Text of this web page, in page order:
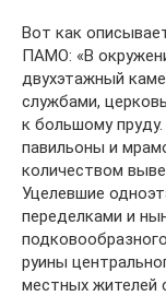
Вот как
ПАМО: «В
двухэтажный
службами,
к большому
павильоны и
количеством
Уцелевшие
переделками и
руины
местных жителей